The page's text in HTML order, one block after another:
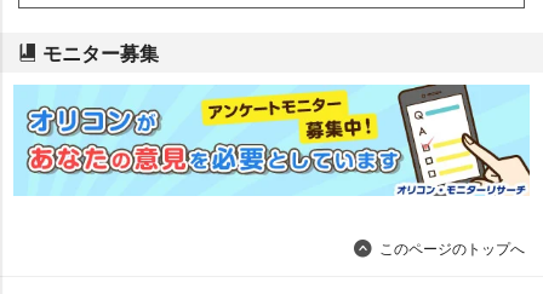
モニター募集
このページのトップへ